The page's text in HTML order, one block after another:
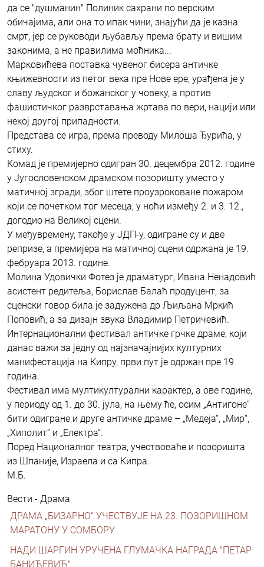
да се "душманин" Полиник сахрани по верским
обичајима, али она то ипак чини, знајући да је казна
смрт, јер се руководи љубављу према брату и вишим
законима, а не правилима моћника...
Марковићева поставка чувеног бисера античке
књижевности из петог века пре Нове ере, урађена је у
славу људског и божанског у човеку, а против
фашистичког разврставања жртава по вери, нацији или
некој другој припадности.
Представа се игра, према преводу Милоша Ђурића, у
стиху.
Комад је премијерно одигран 30. децембра 2012. године
у Југословенском драмском позоришту уместо у
матичној згради, због штете проузроковане пожаром
који се почетком тог месеца, у ноћи између 2. и 3. 12.,
догодио на Великој сцени.
У међувремену, такође у ЈДП-у, одигране су и две
репризе, а премијера на матичној сцени одржана је 19.
фебруара 2013. године.
Молина Удовички Фотез је драматург, Ивана Ненадовић
асистент редитеља, Борислав Балаћ продуцент, за
сценски говор била је задужена др Љиљана Мркић
Поповић, а за дизајн звука Владимир Петричевић.
Интернационални фестивал античке грчке драме, који
данас важи за једну од најзначајнијих културних
манифестација на Кипру, први пут је одржан пре 19
година.
Фестивал има мултикултурални карактер, а ове године,
у периоду од 1. до 30. јула, на њему ће, осим „Антигоне“
бити одигране и друге античке драме – „Медеја“, „Мир“,
„Хиполит“ и „Електра“.
Поред Националног театра, учествоваће и позоришта
из Шпаније, Израела и са Кипра.
М.Б.
Вести - Драма
ДРАМА „БИЗАРНО“ УЧЕСТВУЈЕ НА 23. ПОЗОРИШНОМ
МАРАТОНУ У СОМБОРУ
НАДИ ШАРГИН УРУЧЕНА ГЛУМАЧКА НАГРАДА "ПЕТАР
БАНИЋЕВИЋ"